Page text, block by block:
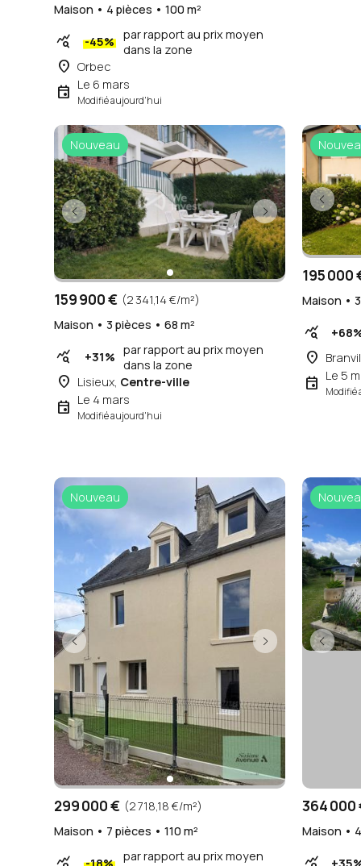
Maison • 4 pièces • 100 m²
query_stats -45% par rapport au prix moyen
dans la zone
place Orbec
event Le 6 mars
Modifié aujourd'hui
Nouveau
159 900 € (2 341,14 €/m²)
Maison • 3 pièces • 68 m²
query_stats +31% par rapport au prix moyen
dans la zone
place Lisieux, Centre-ville
event Le 4 mars
Modifié aujourd'hui
195 000
Maison •
query_stats
place
event Le 5
Modifié
Nouveau
299 000 € (2 718,18 €/m²)
Maison • 7 pièces • 110 m²
par rapport au prix moyen
364 000
Maison •